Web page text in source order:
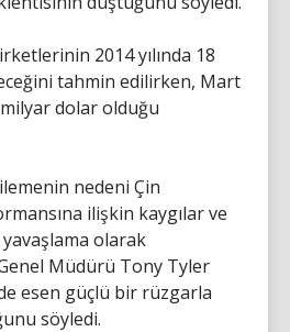
2014 yılında 18
tahmin edilirken, Mart
dolar olduğu
nedeni Çin
ilişkin kaygılar ve
olarak
Müdürü Tony Tyler
esen güçlü bir rüzgarla
söyledi.